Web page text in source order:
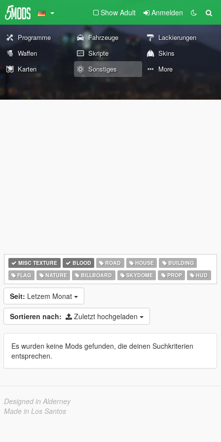
Show Adult Anmelden
Programme Fahrzeuge
Lackierungen
Waffen
Skripte
Skins
Karten
Sonstiges More
MISC TEXTURE BLOOD ROAD HOUSE
BUILDING
FLAG
NATURE BILLBOARD SKYDOME PROP HUD
Seit: Letzem Monat
Sortieren nach: Zuletzt hochgeladen
Es wurden keine Mods gefunden, die deinen Suchkriterien
entsprechen.
Designed in Alderney
Made in Los Santos